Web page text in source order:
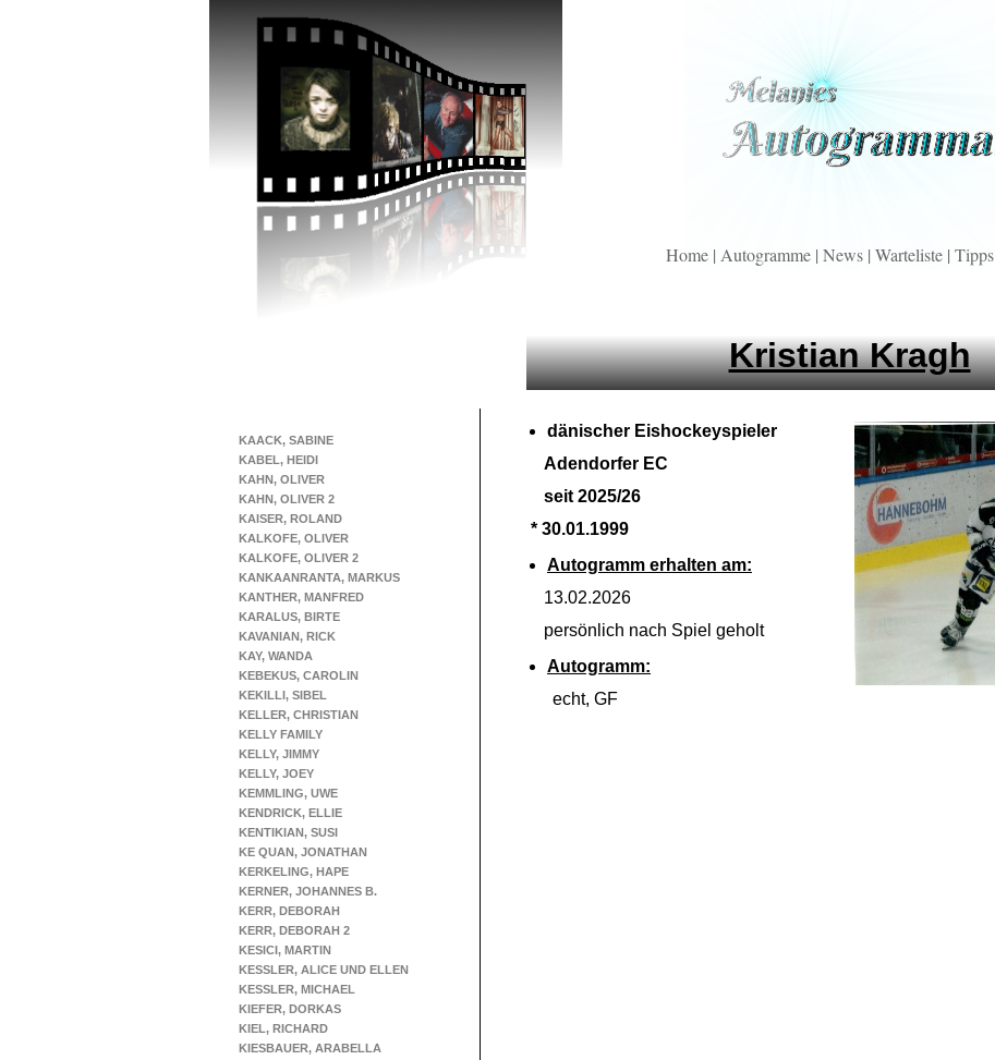
KAACK, SABINE
KABEL, HEIDI
KAHN, OLIVER
KAHN, OLIVER 2
KAISER, ROLAND
KALKOFE, OLIVER
KALKOFE, OLIVER 2
KANKAANRANTA, MARKUS
KANTHER, MANFRED
KARALUS, BIRTE
KAVANIAN, RICK
KAY, WANDA
KEBEKUS, CAROLIN
KEKILLI, SIBEL
KELLER, CHRISTIAN
KELLY FAMILY
KELLY, JIMMY
KELLY, JOEY
KEMMLING, UWE
KENDRICK, ELLIE
KENTIKIAN, SUSI
KE QUAN, JONATHAN
KERKELING, HAPE
KERNER, JOHANNES B.
KERR, DEBORAH
KERR, DEBORAH 2
KESICI, MARTIN
KESSLER, ALICE UND ELLEN
KESSLER, MICHAEL
KIEFER, DORKAS
KIEL, RICHARD
KIESBAUER, ARABELLA
Kristian Kragh
dänischer Eishockeyspieler
Adendorfer EC
seit 2025/26
* 30.01.1999
Autogramm erhalten am:
13.02.2026
persönlich nach Spiel geholt
Autogramm:
echt, GF
Home | Autogramme | News | Warteliste | Tipps